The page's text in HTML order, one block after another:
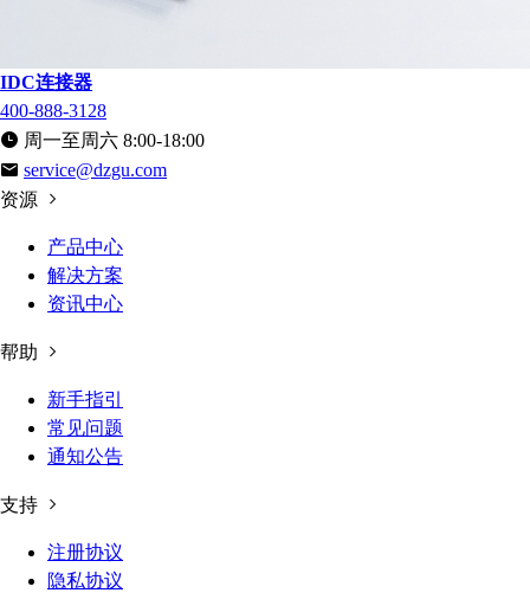
IDC连接器
400-888-3128
周一至周六 8:00-18:00
service@dzgu.com
资源
产品中心
解决方案
资讯中心
帮助
新手指引
常见问题
通知公告
支持
注册协议
隐私协议